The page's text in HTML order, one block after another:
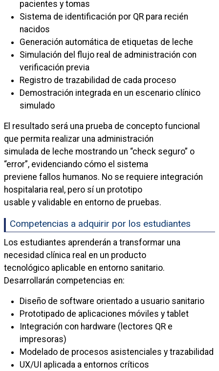
pacientes y tomas
Sistema de identificación por QR para recién
nacidos
Generación automática de etiquetas de leche
Simulación del flujo real de administración con
verificación previa
Registro de trazabilidad de cada proceso
Demostración integrada en un escenario clínico
simulado
El resultado será una prueba de concepto funcional
que permita realizar una administración
simulada de leche mostrando un “check seguro” o
“error”, evidenciando cómo el sistema
previene fallos humanos. No se requiere integración
hospitalaria real, pero sí un prototipo
usable y validable en entorno de pruebas.
Competencias a adquirir por los estudiantes
Los estudiantes aprenderán a transformar una
necesidad clínica real en un producto
tecnológico aplicable en entorno sanitario.
Desarrollarán competencias en:
Diseño de software orientado a usuario sanitario
Prototipado de aplicaciones móviles y tablet
Integración con hardware (lectores QR e
impresoras)
Modelado de procesos asistenciales y trazabilidad
UX/UI aplicada a entornos críticos